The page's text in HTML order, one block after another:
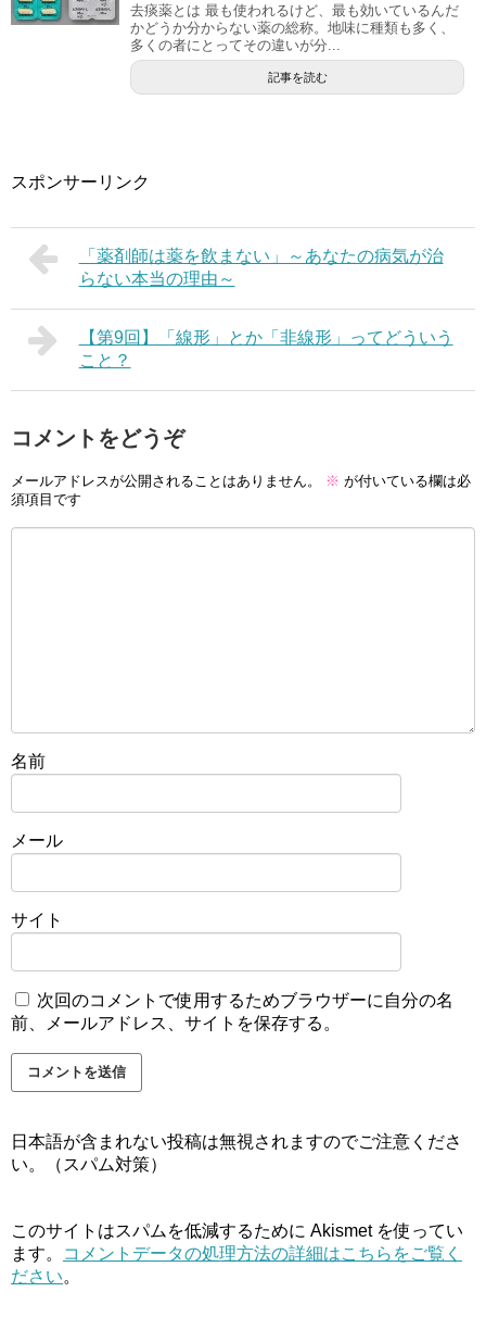
去痰薬とは 最も使われるけど、最も効いているんだ
かどうか分からない薬の総称。地味に種類も多く、
多くの者にとってその違いが分...
記事を読む
スポンサーリンク
「薬剤師は薬を飲まない」～あなたの病気が治
らない本当の理由～
【第9回】「線形」とか「非線形」ってどういう
こと？
コメントをどうぞ
メールアドレスが公開されることはありません。 ※ が付いている欄は必
須項目です
名前
メール
サイト
次回のコメントで使用するためブラウザーに自分の名
前、メールアドレス、サイトを保存する。
日本語が含まれない投稿は無視されますのでご注意くださ
い。（スパム対策）
このサイトはスパムを低減するために Akismet を使ってい
ます。
コメントデータの処理方法の詳細はこちらをご覧く
ださい。